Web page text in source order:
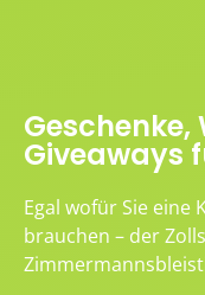
Giveaways
Egal wofür Sie eine
brauchen – der